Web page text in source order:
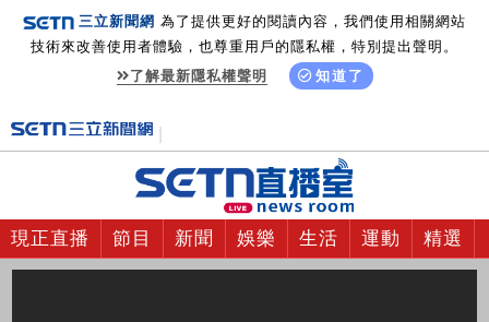
三立新聞網 為了提供更好的閱讀內容，我們使用相關網站
技術來改善使用者體驗，也尊重用戶的隱私權，特別提出聲明。
了解最新隱私權聲明
知道了
現正直播 節目 新聞 娛樂 生活 運動 精選